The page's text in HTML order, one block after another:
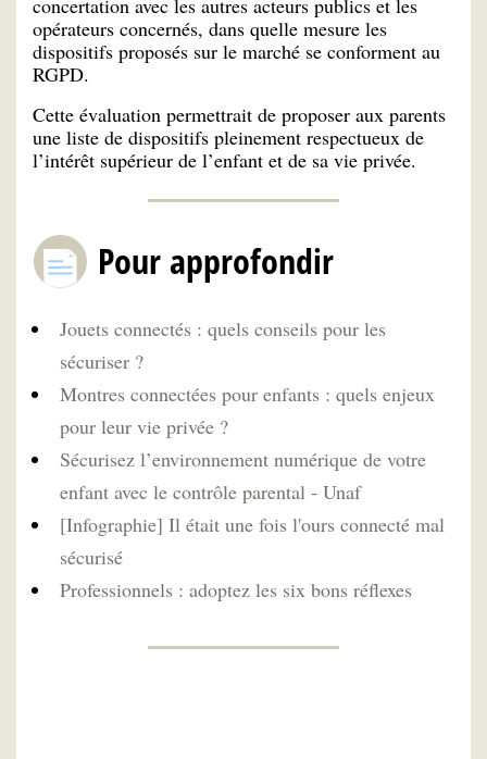
concertation avec les autres acteurs publics et les
opérateurs concernés, dans quelle mesure les
dispositifs proposés sur le marché se conforment au
RGPD.
Cette évaluation permettrait de proposer aux parents
une liste de dispositifs pleinement respectueux de
l’intérêt supérieur de l’enfant et de sa vie privée.
Pour approfondir
Jouets connectés : quels conseils pour les
sécuriser ?
Montres connectées pour enfants : quels enjeux
pour leur vie privée ?
Sécurisez l’environnement numérique de votre
enfant avec le contrôle parental - Unaf
[Infographie] Il était une fois l'ours connecté mal
sécurisé
Professionnels : adoptez les six bons réflexes